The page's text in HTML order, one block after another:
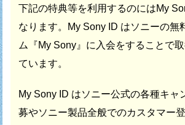
下記の特典等を利用するのにはMy
なります。
My Sony ID はソニーの無
ム『My Sony』に入会をすることで
ています。
My Sony ID はソニー公式の各種キャ
募やソニー製品全般でのカスタマー